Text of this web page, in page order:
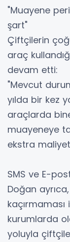
"Muayene
şart"
Çiftçilerin
araç
devam etti:
"Mevcut
yılda bir kez
araçlarda
muayeneye
ekstra
SMS ve E-
Doğan
kurumlarda
yoluyla